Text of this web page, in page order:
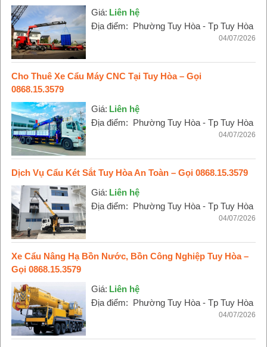
Giá: Liên hệ
Địa điểm: Phường Tuy Hòa - Tp Tuy Hòa
04/07/2026
Cho Thuê Xe Cẩu Máy CNC Tại Tuy Hòa – Gọi
0868.15.3579
Giá: Liên hệ
Địa điểm: Phường Tuy Hòa - Tp Tuy Hòa
04/07/2026
Dịch Vụ Cẩu Két Sắt Tuy Hòa An Toàn – Gọi 0868.15.3579
Giá: Liên hệ
Địa điểm: Phường Tuy Hòa - Tp Tuy Hòa
04/07/2026
Xe Cẩu Nâng Hạ Bồn Nước, Bồn Công Nghiệp Tuy Hòa –
Gọi 0868.15.3579
Giá: Liên hệ
Địa điểm: Phường Tuy Hòa - Tp Tuy Hòa
04/07/2026